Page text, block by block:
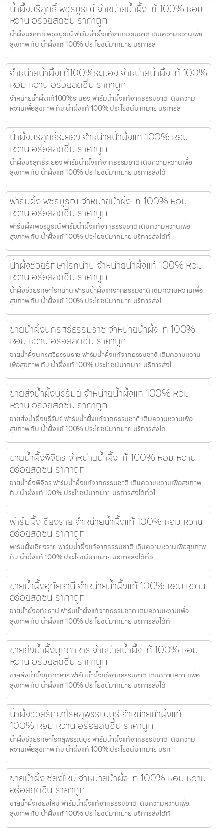
น้ำผึ้งบริสุทธิ์เพชรบูรณ์ จำหน่ายน้ำผึ้งแท้ 100% หอม
หวาน อร่อยสดชื่น ราคาถูก
น้ำผึ้งบริสุทธิ์เพชรบูรณ์ ฟาร์มน้ำผึ้งแท้จากธรรมชาติ เติมความหวานเพื่อ
สุขภาพ กับ น้ำผึ้งแท้ 100% ประโยชน์มากมาย บริการส่
จำหน่ายน้ำผึ้งแท้100%ระนอง จำหน่ายน้ำผึ้งแท้ 100%
หอม หวาน อร่อยสดชื่น ราคาถูก
จำหน่ายน้ำผึ้งแท้100%ระนอง ฟาร์มน้ำผึ้งแท้จากธรรมชาติ เติมความ
หวานเพื่อสุขภาพ กับ น้ำผึ้งแท้ 100% ประโยชน์มากมาย บริการส
น้ำผึ้งบริสุทธิ์ระยอง จำหน่ายน้ำผึ้งแท้ 100% หอม
หวาน อร่อยสดชื่น ราคาถูก
น้ำผึ้งบริสุทธิ์ระยอง ฟาร์มน้ำผึ้งแท้จากธรรมชาติ เติมความหวานเพื่อ
สุขภาพ กับ น้ำผึ้งแท้ 100% ประโยชน์มากมาย บริการส่งได้
ฟาร์มผึ้งเพชรบูรณ์ จำหน่ายน้ำผึ้งแท้ 100% หอม
หวาน อร่อยสดชื่น ราคาถูก
ฟาร์มผึ้งเพชรบูรณ์ ฟาร์มน้ำผึ้งแท้จากธรรมชาติ เติมความหวานเพื่อ
สุขภาพ กับ น้ำผึ้งแท้ 100% ประโยชน์มากมาย บริการส่งได้ทั่
น้ำผึ้งช่วยรักษาโรคน่าน จำหน่ายน้ำผึ้งแท้ 100% หอม
หวาน อร่อยสดชื่น ราคาถูก
น้ำผึ้งช่วยรักษาโรคน่าน ฟาร์มน้ำผึ้งแท้จากธรรมชาติ เติมความหวานเพื่อ
สุขภาพ กับ น้ำผึ้งแท้ 100% ประโยชน์มากมาย บริการส่งไ
ขายน้ำผึ้งนครศรีธรรมราช จำหน่ายน้ำผึ้งแท้ 100%
หอม หวาน อร่อยสดชื่น ราคาถูก
ขายน้ำผึ้งนครศรีธรรมราช ฟาร์มน้ำผึ้งแท้จากธรรมชาติ เติมความหวาน
เพื่อสุขภาพ กับ น้ำผึ้งแท้ 100% ประโยชน์มากมาย บริการส่งไ
ขายส่งน้ำผึ้งบุรีรัมย์ จำหน่ายน้ำผึ้งแท้ 100% หอม
หวาน อร่อยสดชื่น ราคาถูก
ขายส่งน้ำผึ้งบุรีรัมย์ ฟาร์มน้ำผึ้งแท้จากธรรมชาติ เติมความหวานเพื่อ
สุขภาพ กับ น้ำผึ้งแท้ 100% ประโยชน์มากมาย บริการส่งได
ขายน้ำผึ้งพิจิตร จำหน่ายน้ำผึ้งแท้ 100% หอม หวาน
อร่อยสดชื่น ราคาถูก
ขายน้ำผึ้งพิจิตร ฟาร์มน้ำผึ้งแท้จากธรรมชาติ เติมความหวานเพื่อสุขภาพ
กับ น้ำผึ้งแท้ 100% ประโยชน์มากมาย บริการส่งได้ทั่วไ
ฟาร์มผึ้งเชียงราย จำหน่ายน้ำผึ้งแท้ 100% หอม หวาน
อร่อยสดชื่น ราคาถูก
ฟาร์มผึ้งเชียงราย ฟาร์มน้ำผึ้งแท้จากธรรมชาติ เติมความหวานเพื่อสุขภาพ
กับ น้ำผึ้งแท้ 100% ประโยชน์มากมาย บริการส่งได้ทั่ว
ขายน้ำผึ้งอุทัยธานี จำหน่ายน้ำผึ้งแท้ 100% หอม หวาน
อร่อยสดชื่น ราคาถูก
ขายน้ำผึ้งอุทัยธานี ฟาร์มน้ำผึ้งแท้จากธรรมชาติ เติมความหวานเพื่อ
สุขภาพ กับ น้ำผึ้งแท้ 100% ประโยชน์มากมาย บริการส่งได้ทั
ขายส่งน้ำผึ้งมุกดาหาร จำหน่ายน้ำผึ้งแท้ 100% หอม
หวาน อร่อยสดชื่น ราคาถูก
ขายส่งน้ำผึ้งมุกดาหาร ฟาร์มน้ำผึ้งแท้จากธรรมชาติ เติมความหวานเพื่อ
สุขภาพ กับ น้ำผึ้งแท้ 100% ประโยชน์มากมาย บริการส่งได้
น้ำผึ้งช่วยรักษาโรคสุพรรณบุรี จำหน่ายน้ำผึ้งแท้
100% หอม หวาน อร่อยสดชื่น ราคาถูก
น้ำผึ้งช่วยรักษาโรคสุพรรณบุรี ฟาร์มน้ำผึ้งแท้จากธรรมชาติ เติมความ
หวานเพื่อสุขภาพ กับ น้ำผึ้งแท้ 100% ประโยชน์มากมาย บริก
ขายน้ำผึ้งเชียงใหม่ จำหน่ายน้ำผึ้งแท้ 100% หอม หวาน
อร่อยสดชื่น ราคาถูก
ขายน้ำผึ้งเชียงใหม่ ฟาร์มน้ำผึ้งแท้จากธรรมชาติ เติมความหวานเพื่อ
สุขภาพ กับ น้ำผึ้งแท้ 100% ประโยชน์มากมาย บริการส่งได้ทั